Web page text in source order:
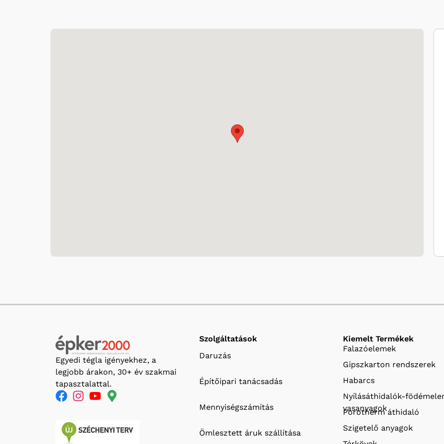
Egyedi tégla igényekhez, a
legjobb árakon, 30+ év szakmai
tapasztalattal.
Szolgáltatások
Daruzás
Építőipari tanácsadás
Mennyiségszámítás
Ömlesztett áruk szállítása
Kiemelt Termékek
Falazóelemek
Gipszkarton rendszerek
Habarcs
Nyílásáthidalók-
vasanyagok
Porotherm áthidaló
Szigetelő anyagok